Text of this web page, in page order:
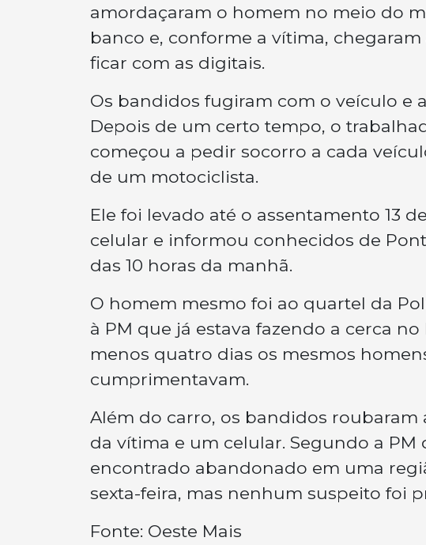
amordaçaram o homem no meio do
banco e, conforme a vítima,
ficar com as digitais.
Os bandidos fugiram com o veículo e
Depois de um certo tempo, o
começou a pedir socorro a cada
de um motociclista.
Ele foi levado até o assentamento 13
celular e informou conhecidos de
das 10 horas da manhã.
O homem mesmo foi ao quartel da
à PM que já estava fazendo a cerca
menos quatro dias os mesmos
cumprimentavam.
Além do carro, os bandidos
da vítima e um celular. Segundo a PM
encontrado abandonado em uma
sexta-feira, mas nenhum suspeito foi
Fonte: Oeste Mais